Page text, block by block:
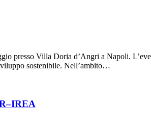
presso Villa Doria d’Angri a Napoli.
sostenibile. Nell’ambito…